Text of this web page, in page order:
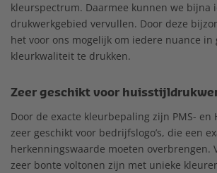
kleurspectrum. Daarmee kunnen we bijna
drukwerkgebied vervullen. Door deze
het voor ons mogelijk om iedere nuance
kleurkwaliteit te drukken.
Zeer geschikt voor
Door de exacte kleurbepaling zijn PMS- en
zeer geschikt voor bedrijfslogo’s, die een
herkenningswaarde moeten overbrengen.
zeer bonte voltonen zijn met unieke